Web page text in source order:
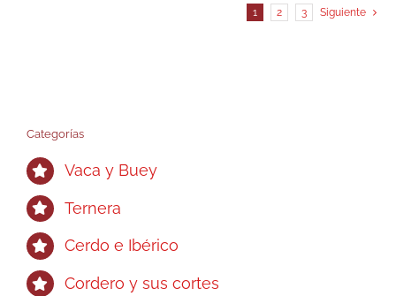
1 2 3 Siguiente
Categorías
Vaca y Buey
Ternera
Cerdo e Ibérico
Cordero y sus cortes